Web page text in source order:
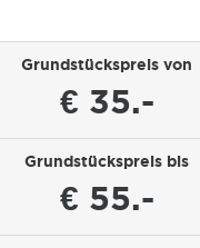
Grundstückspreis von
€ 35.-
Grundstückspreis bis
€ 55.-